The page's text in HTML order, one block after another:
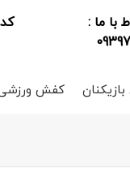
با ما :
کفش